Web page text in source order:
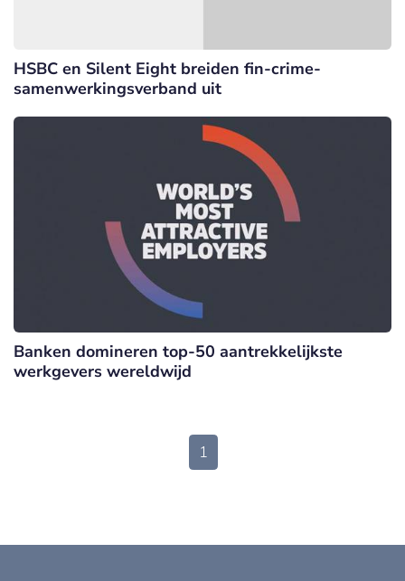
HSBC en Silent Eight breiden fin-crime-
samenwerkingsverband uit
Banken domineren top-50 aantrekkelijkste
werkgevers wereldwijd
1